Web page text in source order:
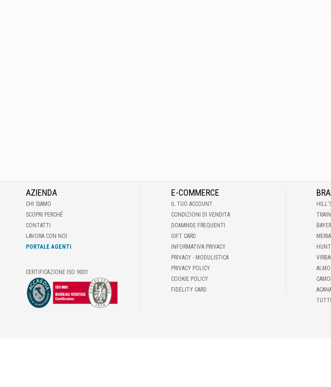
AZIENDA
CHI SIAMO
SCOPRI PERCHÉ
CONTATTI
LAVORA CON NOI
PORTALE AGENTI
CERTIFICAZIONE ISO 9001
E-COMMERCE
IL TUO ACCOUNT
CONDIZIONI DI VENDITA
DOMANDE FREQUENTI
GIFT CARD
INFORMATIVA PRIVACY
PRIVACY - MODULISTICA
PRIVACY POLICY
COOKIE POLICY
FIDELITY CARD